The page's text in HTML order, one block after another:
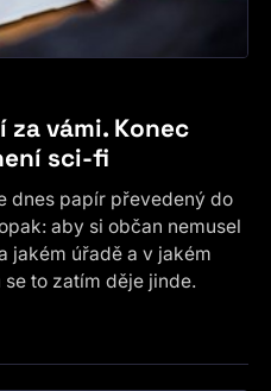
vámi. Konec
sci-fi
dnes papír převedený do
aby si občan nemusel
jakém úřadě a v jakém
to zatím děje jinde.